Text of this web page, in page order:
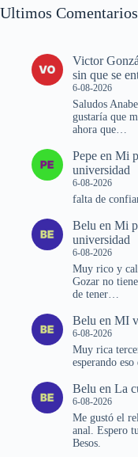
Ultimos Comentarios
Victor
sin que se
6-08-2026
Saludos
gustaría que
ahora que…
Pepe en Mi
universidad
6-08-2026
falta de
Belu en Mi
universidad
6-08-2026
Muy rico y
Gozar no
de tener…
Belu en MI
6-08-2026
Muy rica
esperando
Belu en La
6-08-2026
Me gustó el
anal. Espero
Besos.